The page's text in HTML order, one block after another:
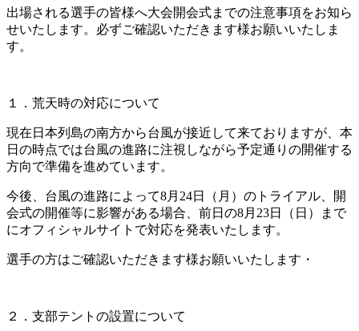
出場される選手の皆様へ大会開会式までの注意事項をお知ら
せいたします。必ずご確認いただきます様お願いいたしま
す。
１．荒天時の対応について
現在日本列島の南方から台風が接近して来ておりますが、本
日の時点では台風の進路に注視しながら予定通りの開催する
方向で準備を進めています。
今後、台風の進路によって8月24日（月）のトライアル、開
会式の開催等に影響がある場合、前日の8月23日（日）まで
にオフィシャルサイトで対応を発表いたします。
選手の方はご確認いただきます様お願いいたします・
２．支部テントの設置について